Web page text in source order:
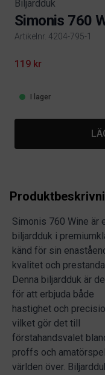
Biljardduk
Simonis 760
Artikelnr. 4204-795-1
Product information
119 kr
I lager
Simonis 760 Wine är
biljardduk i
känd för sin
kvalitet och
Denna biljardduk är
för att erbjuda både
hastighet och
vilket gör det till
förstahandsvalet
proffs och
världen över.